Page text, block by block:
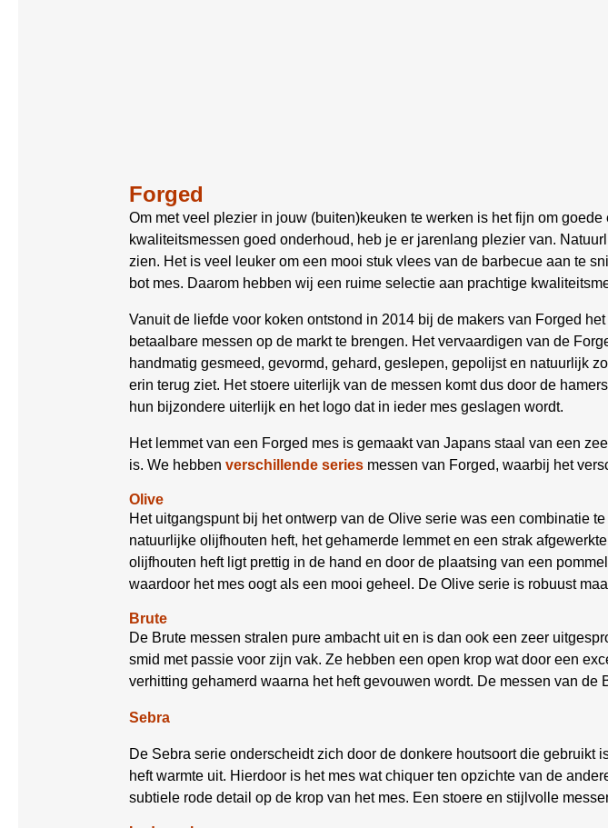
Forged
Om met veel plezier in jouw (buiten)keuken te werken is het fijn om
kwaliteitsmessen goed onderhoud, heb je er jarenlang plezier van.
zien. Het is veel leuker om een mooi stuk vlees van de barbecue aan te
bot mes. Daarom hebben wij een ruime selectie aan prachtige
Vanuit de liefde voor koken ontstond in 2014 bij de makers van Forged
betaalbare messen op de markt te brengen. Het vervaardigen van de
handmatig gesmeed, gevormd, gehard, geslepen, gepolijst en natuurlijk
erin terug ziet. Het stoere uiterlijk van de messen komt dus door de
hun bijzondere uiterlijk en het logo dat in ieder mes geslagen wordt.
Het lemmet van een Forged mes is gemaakt van Japans staal van een
is. We hebben verschillende series messen van Forged, waarbij het
Olive
Het uitgangspunt bij het ontwerp van de Olive serie was een combinatie
natuurlijke olijfhouten heft, het gehamerde lemmet en een strak
olijfhouten heft ligt prettig in de hand en door de plaatsing van een
waardoor het mes oogt als een mooi geheel. De Olive serie is robuust
Brute
De Brute messen stralen pure ambacht uit en is dan ook een zeer
smid met passie voor zijn vak. Ze hebben een open krop wat door een
verhitting gehamerd waarna het heft gevouwen wordt. De messen van de
Sebra
De Sebra serie onderscheidt zich door de donkere houtsoort die gebruikt
heft warmte uit. Hierdoor is het mes wat chiquer ten opzichte van de
subtiele rode detail op de krop van het mes. Een stoere en stijlvolle